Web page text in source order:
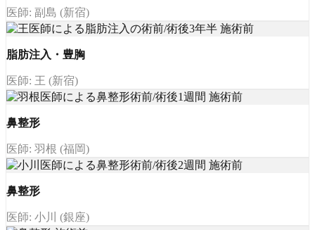
医師: 副島 (新宿)
脂肪注入・豊胸
医師: 王 (新宿)
鼻整形
医師: 羽根 (福岡)
鼻整形
医師: 小川 (銀座)